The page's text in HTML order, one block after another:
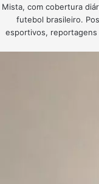
Mista, com cobertura
futebol brasileiro.
esportivos,